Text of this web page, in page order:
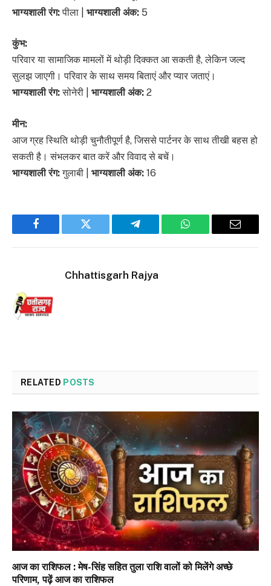
भाग्यशाली रंग:पीला | भाग्यशाली अंक: 5
कुंभ:
परिवार या सामाजिक मामलों में थोड़ी दिक्कत आ सकती है, लेकिन जल्द
सुलझ जाएगी। परिवार के साथ समय बिताएं और प्यार जताएं।
भाग्यशाली रंग:सोनेरी | भाग्यशाली अंक: 2
मीन:
आज ग्रह स्थिति थोड़ी चुनौतीपूर्ण है, जिससे पार्टनर के साथ तीखी बहस हो
सकती है। संभलकर बात करें और विवाद से बचें।
भाग्यशाली रंग:गुलाबी | भाग्यशाली अंक: 16
Facebook Twitter Telegram WhatsApp Email
Chhattisgarh Rajya
RELATED POSTS
आज का राशिफल : मेष-सिंह सहित तुला राशि वालों को मिलेंगे अच्छे
परिणाम, पढ़ें आज का राशिफल